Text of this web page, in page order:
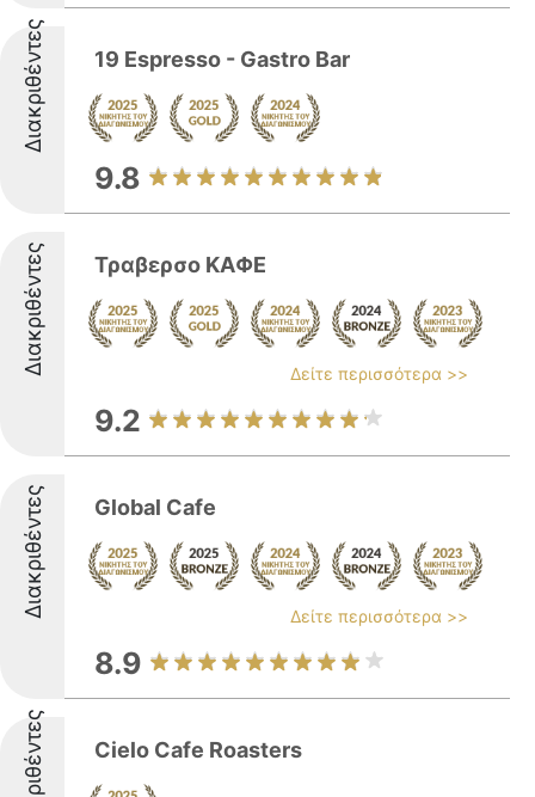
Διακριθέντες 19 Espresso - Gastro Bar
9.8
Διακριθέντες Τραβερσο ΚΑΦΕ
Δείτε περισσότερα >>
9.2
Διακριθέντες Global Cafe
Δείτε περισσότερα >>
8.9
Cielo Cafe Roasters